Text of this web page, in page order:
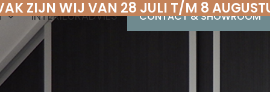
ZIJN WIJ VAN 28 JULI T/M 8
INTERIEURADVIES CONTACT & SHOWROOM